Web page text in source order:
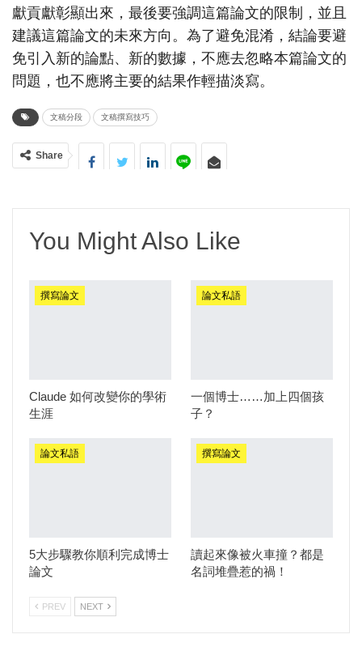
獻貢獻彰顯出來，最後要強調這篇論文的限制，並且
建議這篇論文的未來方向。為了避免混淆，結論要避
免引入新的論點、新的數據，不應去忽略本篇論文的
問題，也不應將主要的結果作輕描淡寫。
文稿分段 文稿撰寫技巧
Share
You Might Also Like
撰寫論文
Claude 如何改變你的學術
生涯
論文私語
一個博士……加上四個孩
子？
論文私語
5大步驟教你順利完成博士
論文
撰寫論文
讀起來像被火車撞？都是
名詞堆疊惹的禍！
PREV NEXT